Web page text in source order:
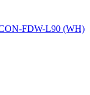
FDW-L90 (WH)